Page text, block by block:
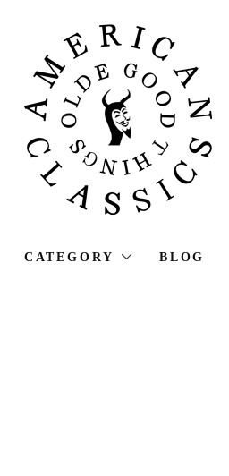
CATEGORY BLOG